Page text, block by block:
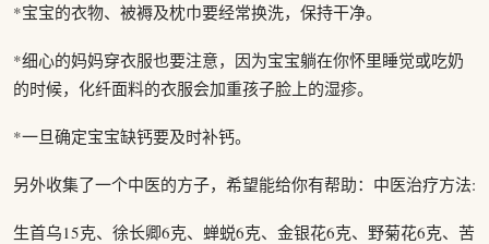
*宝宝的衣物、被褥及枕巾要经常换洗，保持干净。
*细心的妈妈穿衣服也要注意，因为宝宝躺在你怀里睡觉或吃奶
的时候，化纤面料的衣服会加重孩子脸上的湿疹。
*一旦确定宝宝缺钙要及时补钙。
另外收集了一个中医的方子，希望能给你有帮助：中医治疗方法:
生首乌15克、徐长卿6克、蝉蜕6克、金银花6克、野菊花6克、苦